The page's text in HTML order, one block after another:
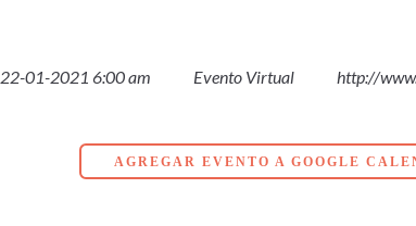
22-01-2021 6:00 am Evento Virtual http://
AGREGAR EVENTO A GOOGLE